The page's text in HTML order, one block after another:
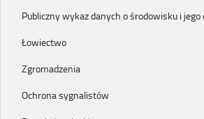
Publiczny wykaz danych o środowisku i jego
Łowiectwo
Zgromadzenia
Ochrona sygnalistów